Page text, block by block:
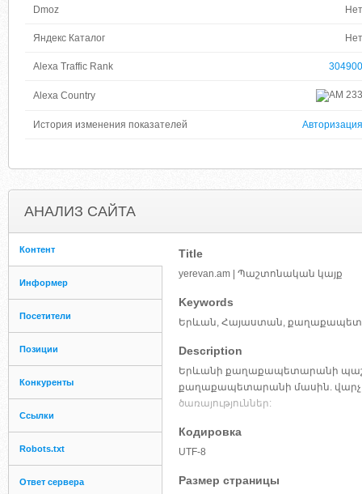
Dmoz Нет
Яндекс Каталог Нет
Alexa Traffic Rank 304900
Alexa Country 233
История изменения показателей Авторизация
АНАЛИЗ САЙТА
Контент
Информер
Посетители
Позиции
Конкуренты
Ссылки
Robots.txt
Ответ сервера
Title
yerevan.am | Պաշտոնական կայք
Keywords
Երևան, Հայաստան,
Description
Երևանի քաղաքապետարանի
քաղաքապետարանի մասին.
ծառայություններ:
Кодировка
UTF-8
Размер страницы